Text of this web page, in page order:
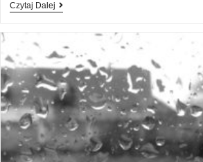
Czytaj Dalej